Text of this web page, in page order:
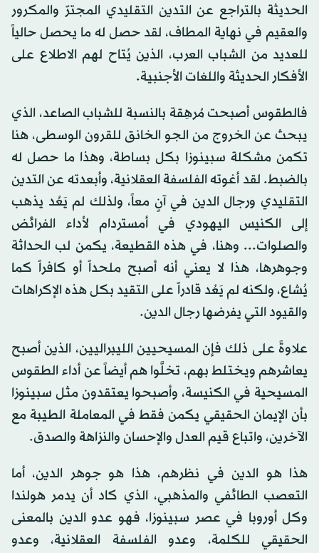
الحديثة بالتراجع عن التدين التقليدي المجترّ والمكرور
والعقيم في نهاية المطاف، لقد حصل له ما يحصل حالياً
للعديد من الشباب العرب، الذين يُتاح لهم الاطلاع على
الأفكار الحديثة واللغات الأجنبية.
فالطقوس أصبحت مُرهِقة بالنسبة للشباب الصاعد، الذي
يبحث عن الخروج من الجو الخانق للقرون الوسطى، هنا
تكمن مشكلة سبينوزا بكل بساطة، وهذا ما حصل له
بالضبط. لقد أغوته الفلسفة العقلانية، وأبعدته عن التدين
التقليدي ورجال الدين في آنٍ معاً، ولذلك لم يَعُد يذهب
إلى الكنيس اليهودي في أمستردام لأداء الفرائض
والصلوات... وهنا، في هذه القطيعة، يكمن لب الحداثة
وجوهرها، هذا لا يعني أنه أصبح ملحداً أو كافراً كما
يُشاع، ولكنه لم يَعُد قادراً على التقيد بكل هذه الإكراهات
والقيود التي يفرضها رجال الدين.
علاوةً على ذلك فإن المسيحيين الليبراليين، الذين أصبح
يعاشرهم ويختلط بهم، تخلَّوا هم أيضاً عن أداء الطقوس
المسيحية في الكنيسة، وأصبحوا يعتقدون مثل سبينوزا
بأن الإيمان الحقيقي يكمن فقط في المعاملة الطيبة مع
الآخرين، واتباع قيم العدل والإحسان والنزاهة والصدق.
هذا هو الدين في نظرهم، هذا هو جوهر الدين، أما
التعصب الطائفي والمذهبي، الذي كاد أن يدمر هولندا
وكل أوروبا في عصر سبينوزا، فهو عدو الدين بالمعنى
الحقيقي للكلمة، وعدو الفلسفة العقلانية، وعدو